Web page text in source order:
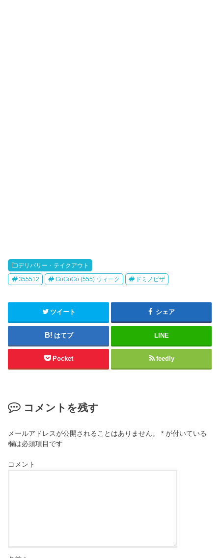
デリバリー・テイクアウト
355512 GoGoGo (555) ウィーク ドミノピザ
ツイート シェア
はてブ LINE
Pocket feedly
コメントを残す
メールアドレスが公開されることはありません。 * が付いている
欄は必須項目です
コメント